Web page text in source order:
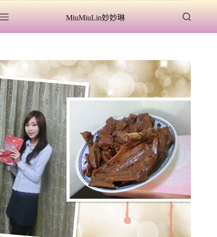
至
容
MiuMiuLin妙妙琳